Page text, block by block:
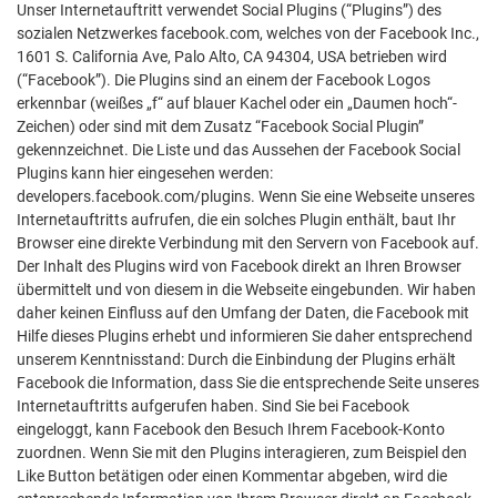
Unser Internetauftritt verwendet Social Plugins (“Plugins”) des
sozialen Netzwerkes facebook.com, welches von der Facebook Inc.,
1601 S. California Ave, Palo Alto, CA 94304, USA betrieben wird
(“Facebook”). Die Plugins sind an einem der Facebook Logos
erkennbar (weißes „f“ auf blauer Kachel oder ein „Daumen hoch“-
Zeichen) oder sind mit dem Zusatz “Facebook Social Plugin”
gekennzeichnet. Die Liste und das Aussehen der Facebook Social
Plugins kann hier eingesehen werden:
developers.facebook.com/plugins. Wenn Sie eine Webseite unseres
Internetauftritts aufrufen, die ein solches Plugin enthält, baut Ihr
Browser eine direkte Verbindung mit den Servern von Facebook auf.
Der Inhalt des Plugins wird von Facebook direkt an Ihren Browser
übermittelt und von diesem in die Webseite eingebunden. Wir haben
daher keinen Einfluss auf den Umfang der Daten, die Facebook mit
Hilfe dieses Plugins erhebt und informieren Sie daher entsprechend
unserem Kenntnisstand: Durch die Einbindung der Plugins erhält
Facebook die Information, dass Sie die entsprechende Seite unseres
Internetauftritts aufgerufen haben. Sind Sie bei Facebook
eingeloggt, kann Facebook den Besuch Ihrem Facebook-Konto
zuordnen. Wenn Sie mit den Plugins interagieren, zum Beispiel den
Like Button betätigen oder einen Kommentar abgeben, wird die